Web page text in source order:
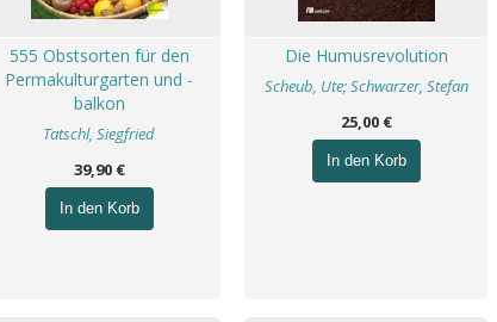
555 Obstsorten für den
Permakulturgarten und -
balkon
Tatschl, Siegfried
39,90 €
In den Korb
Die Humusrevolution
Scheub, Ute; Schwarzer, Stefan
25,00 €
In den Korb